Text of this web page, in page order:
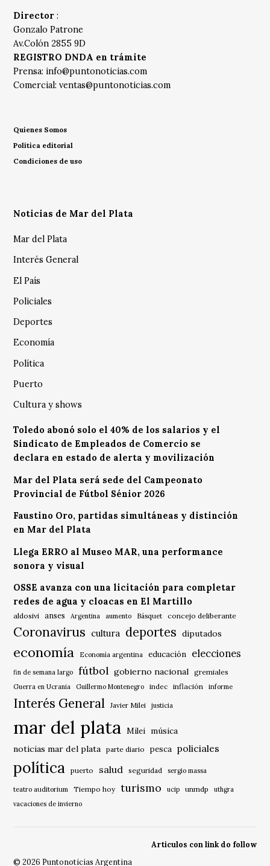
Director :
Gonzalo Patrone
Av.Colón 2855 9D
REGISTRO DNDA en trámite
Prensa: info@puntonoticias.com
Comercial:ventas@puntonoticias.com
Quienes Somos
Política editorial
Condiciones de uso
Noticias de Mar del Plata
Mar del Plata
Interés General
El País
Policiales
Deportes
Economía
Política
Puerto
Cultura y shows
Toledo abonó solo el 40% de los salarios y el
Sindicato de Empleados de Comercio se
declara en estado de alerta y movilización
Mar del Plata será sede del Campeonato
Provincial de Fútbol Sénior 2026
Faustino Oro, partidas simultáneas y distinción
en Mar del Plata
Llega ERRO al Museo MAR, una performance
sonora y visual
OSSE avanza con una licitación para completar
redes de agua y cloacas en El Martillo
aldosivi anses Argentina aumento Básquet concejo deliberante
Coronavirus cultura deportes diputados
economía Economía argentina educación elecciones
fin de semana largo fútbol gobierno nacional gremiales
Guerra en Ucrania Guillermo Montenegro indec inflación informe
Interés General Javier Milei justicia
mar del plata Milei música
noticias mar del plata
parte diario pesca policiales
política puerto salud seguridad sergio massa
teatro auditorium Tiempo hoy turismo ucip unmdp
uthgra
vacaciones de invierno
Articulos con link do follow
© 2026 Puntonoticias Argentina